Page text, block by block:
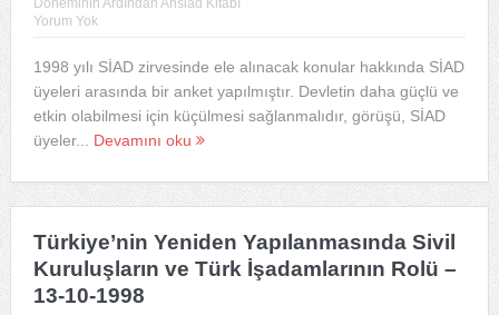
Yorum Yok
1998 yılı SİAD zirvesinde ele alınacak konular hakkında SİAD
üyeleri arasında bir anket yapılmıştır. Devletin daha güçlü ve
etkin olabilmesi için küçülmesi sağlanmalıdır, görüşü, SİAD
üyeler... Devamını oku
Türkiye’nin Yeniden Yapılanmasında Sivil
Kuruluşların ve Türk İşadamlarının Rolü –
13-10-1998